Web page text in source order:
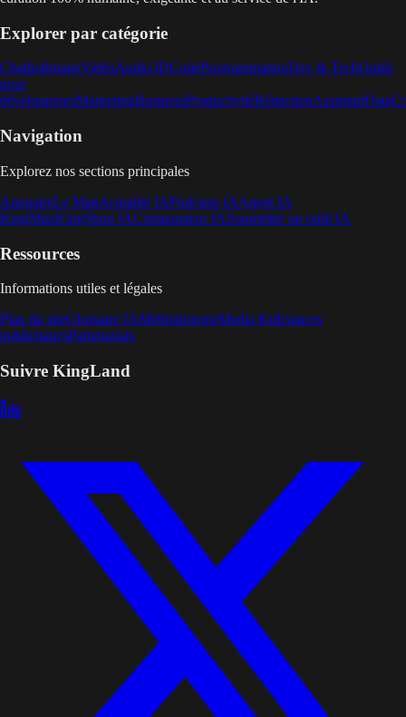
Explorer par catégorie
ChatbotImageVidéoAudio3DCodeProgrammationDev & TechOutils
pour
développeursMarketingBusinessProductivitéRédactionAssistantData
Navigation
Explorez nos sections principales
AnnuaireLe MagActualité IAPodcasts IAAgent IA
KingManKingShop IAComparateur IASoumettre un outil IA
Ressources
Informations utiles et légales
Plan du siteGlossaire IAMéthodologieMedia KitEspaces
publicitairesPartenariats
Suivre KingLand